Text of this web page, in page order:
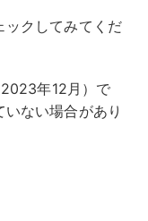
ックしてみてくだ
年12月）で
ない場合があり